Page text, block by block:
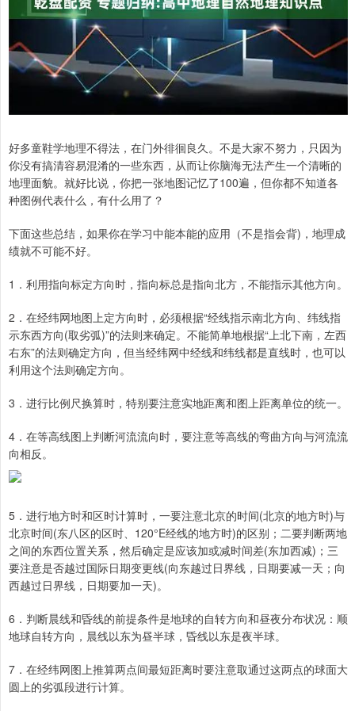
好多童鞋学地理不得法，在门外徘徊良久。不是大家不努力，只因为
你没有搞清容易混淆的一些东西，从而让你脑海无法产生一个清晰的
地理面貌。就好比说，你把一张地图记忆了100遍，但你都不知道各
种图例代表什么，有什么用了？
下面这些总结，如果你在学习中能本能的应用（不是指会背)，地理成
绩就不可能不好。
1．利用指向标定方向时，指向标总是指向北方，不能指示其他方向。
2．在经纬网地图上定方向时，必须根据“经线指示南北方向、纬线指
示东西方向(取劣弧)”的法则来确定。不能简单地根据“上北下南，左西
右东”的法则确定方向，但当经纬网中经线和纬线都是直线时，也可以
利用这个法则确定方向。
3．进行比例尺换算时，特别要注意实地距离和图上距离单位的统一。
4．在等高线图上判断河流流向时，要注意等高线的弯曲方向与河流流
向相反。
5．进行地方时和区时计算时，一要注意北京的时间(北京的地方时)与
北京时间(东八区的区时、120°E经线的地方时)的区别；二要判断两地
之间的东西位置关系，然后确定是应该加或减时间差(东加西减)；三
要注意是否越过国际日期变更线(向东越过日界线，日期要减一天；向
西越过日界线，日期要加一天)。
6．判断晨线和昏线的前提条件是地球的自转方向和昼夜分布状况：顺
地球自转方向，晨线以东为昼半球，昏线以东是夜半球。
7．在经纬网图上推算两点间最短距离时要注意取通过这两点的球面大
圆上的劣弧段进行计算。